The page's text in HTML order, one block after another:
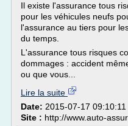
Il existe l'assurance tous
pour les véhicules neufs
l'assurance au tiers pour
du temps.
L'assurance tous risques
dommages : accident
ou que vous...
Lire la suite
Date: 2015-07-17 09:10:11
Site : http://www.auto-